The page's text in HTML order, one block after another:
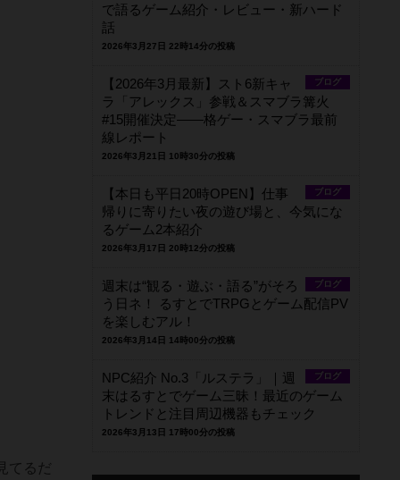
てるだ
で語るゲーム紹介・レビュー・新ハード
話
2026年3月27日 22時14分の投稿
ブログ
【2026年3月最新】スト6新キャ
ラ「アレックス」参戦＆スマブラ篝火
#15開催決定――格ゲー・スマブラ最前
線レポート
2026年3月21日 10時30分の投稿
ブログ
【本日も平日20時OPEN】仕事
帰りに寄りたい夜の遊び場と、今気にな
るゲーム2本紹介
2026年3月17日 20時12分の投稿
ブログ
週末は“観る・遊ぶ・語る”がそろ
う日ネ！ るすとでTRPGとゲーム配信PV
を楽しむアル！
2026年3月14日 14時00分の投稿
ブログ
NPC紹介 No.3「ルステラ」｜週
末はるすとでゲーム三昧！最近のゲーム
トレンドと注目周辺機器もチェック
2026年3月13日 17時00分の投稿